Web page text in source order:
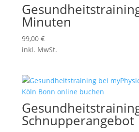
Minuten
99,00 €
inkl. MwSt.
Schnupperangebot